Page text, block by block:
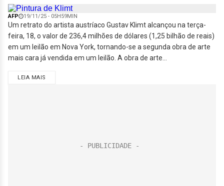
AFP 19/11/25 - 05H59MIN
Um retrato do artista austríaco Gustav Klimt alcançou na terça-
feira, 18, o valor de 236,4 milhões de dólares (1,25 bilhão de reais)
em um leilão em Nova York, tornando-se a segunda obra de arte
mais cara já vendida em um leilão. A obra de arte...
LEIA MAIS